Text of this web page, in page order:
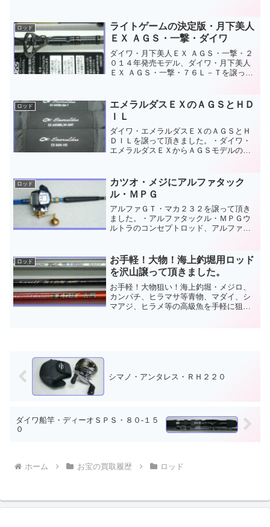
す。・・・準備はしたものの、クローゼ
ットやガレージで眠っている釣...
ロッド
ライトゲームの決定版・月下美人
ＥＸ ＡＧＳ・一撃・ダイワ
ダイワ・月下美人ＥＸ ＡＧＳ・一撃・２
０１４年発売モデル、ダイワ・月下美人
ＥＸ ＡＧＳ・一撃・７６Ｌ－Ｔを譲って
ます。
ロッド
エメラルダスＥＸのＡＧＳとＨＤ
ＩＬ
ダイワ・エメラルダスＥＸのＡＧＳとＨ
ＤＩＬを譲って頂きました。・ダイワ・
エメラルダスＥＸからＡＧＳモデルの山
－Ｔと山田ヒロヒトが提唱するバックド
リフト対応モデ...
ロッド
カツオ・メジにアルファタック
ル・ＭＰＧ
アルファＧＴ・マカ２３２を譲って頂き
ました。・アルファタックル・ＭＰＧウ
ルトラのコンセプトロッド、アルファＧ
据えたワンピースロッド。白いブランク
が綺麗でゴールドや青の配...
ロッド
お手軽！大物！海上釣堀用ロッド
を沢山譲って頂きました。
お手軽！大物狙い！海上釣堀・メジロ、
カンパチ、ヒラマサ等青物、マダイ、シ
マアジ、ヒラメ等の高級魚を手軽に狙え
シマノ・アンタレス・ＲＨ２２０
ダイワ船竿・ディーオＳＰＳ・８０-１５
０
ホーム お宝の買取履歴 ロッド